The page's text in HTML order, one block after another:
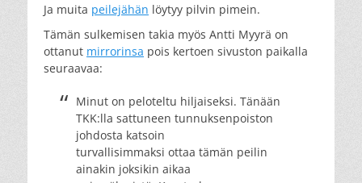
Ja muita peilejähän löytyy pilvin pimein.
Tämän sulkemisen takia myös Antti Myyrä on
ottanut mirrorinsa pois kertoen sivuston paikalla
seuraavaa:
Minut on peloteltu hiljaiseksi. Tänään
TKK:lla sattuneen tunnuksenpoiston
johdosta katsoin
turvallisimmaksi ottaa tämän peilin
ainakin joksikin aikaa